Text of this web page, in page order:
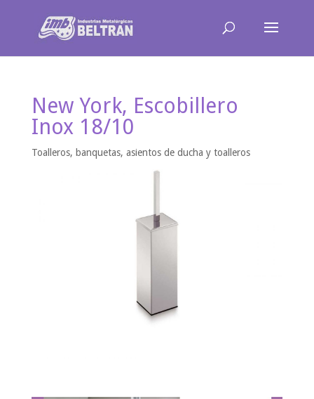
New York, Escobillero
Inox 18/10
Toalleros, banquetas, asientos de ducha y toalleros